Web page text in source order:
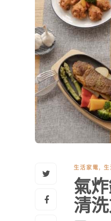
生活家電, 生
氣
清